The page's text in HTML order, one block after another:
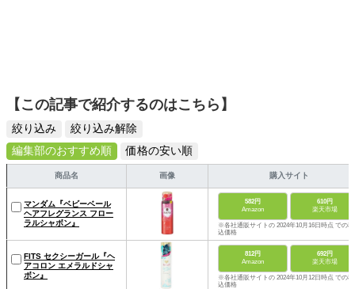
【この記事で紹介するのはこちら】
絞り込み
絞り込み解除
編集部のおすすめ順
価格の安い順
商品名 画像 購入サイト
マンダム『ベビーベール
ヘアフレグランス フロー
ラルシャボン』
582円
Amazon
610円
楽天市場
※各社通販サイトの 2024年10月16日時点 での税
込価格
FITS セクシーガール『ヘ
アコロン エメラルドシャ
ボン』
812円
Amazon
692円
楽天市場
※各社通販サイトの 2024年10月12日時点 での税
込価格